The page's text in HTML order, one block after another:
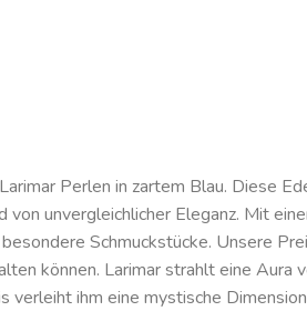
Perlen in zartem Blau. Diese
unvergleichlicher Eleganz. Mit
Schmuckstücke. Unsere
können. Larimar strahlt eine Aura
ihm eine mystische